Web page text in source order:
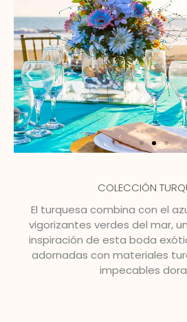
COLECCIÓN
El turquesa combina con el
vigorizantes verdes del mar,
inspiración de esta boda
adornadas con materiales
impecables